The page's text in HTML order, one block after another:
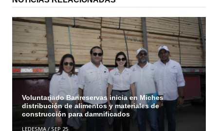
Voluntariado Banreservas inicia en Miches
distribución de alimentos y materiales de
construcción para damnificados
LEDESMA/SEP 25